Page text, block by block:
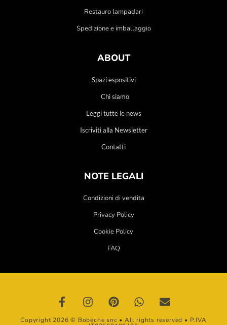
Restauro lampadari
Spedizione e imballaggio
ABOUT
Spazi espositivi
Chi siamo
Leggi tutte le news
Iscriviti alla Newsletter
Contatti
NOTE LEGALI
Condizioni di vendita
Privacy Policy
Cookie Policy
FAQ
Copyright 2026 © Bobeche snc • All rights reserved • P.IVA